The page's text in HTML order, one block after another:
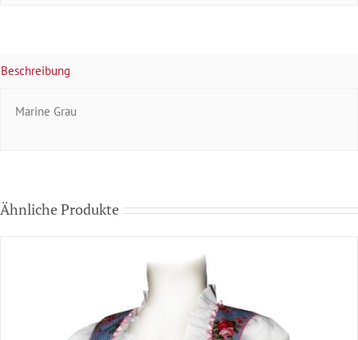
Beschreibung
Marine Grau
Ähnliche Produkte